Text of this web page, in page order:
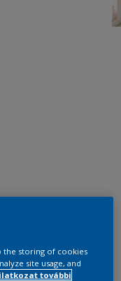
the storing of cookies
site usage, and
további